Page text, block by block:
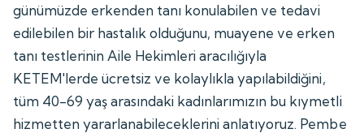
günümüzde erkenden tanı konulabilen ve tedavi
edilebilen bir hastalık olduğunu, muayene ve erken
tanı testlerinin Aile Hekimleri aracılığıyla
KETEM'lerde ücretsiz ve kolaylıkla yapılabildiğini,
tüm 40-69 yaş arasındaki kadınlarımızın bu kıymetli
hizmetten yararlanabileceklerini anlatıyoruz. Pembe